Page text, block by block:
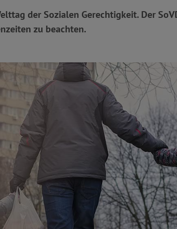
der Sozialen Gerechtigkeit. Der
zu beachten.